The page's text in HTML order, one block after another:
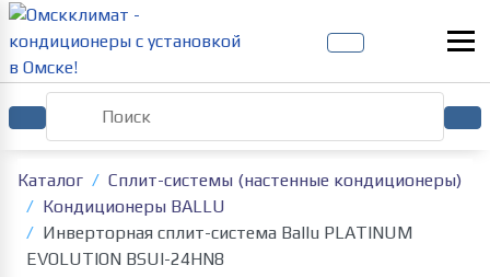
Каталог
Сплит-системы (настенные кондиционеры)
Кондиционеры BALLU
Инверторная сплит-система Ballu PLATINUM
EVOLUTION BSUI-24HN8